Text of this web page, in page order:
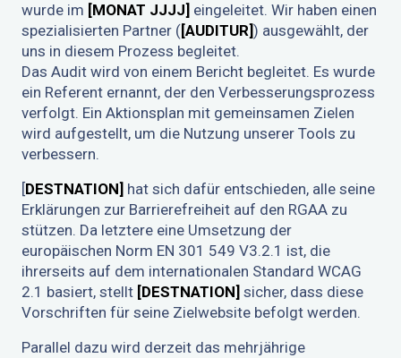
wurde im [MONAT JJJJ] eingeleitet. Wir haben einen
spezialisierten Partner ([AUDITUR]) ausgewählt, der
uns in diesem Prozess begleitet.
Das Audit wird von einem Bericht begleitet. Es wurde
ein Referent ernannt, der den Verbesserungsprozess
verfolgt. Ein Aktionsplan mit gemeinsamen Zielen
wird aufgestellt, um die Nutzung unserer Tools zu
verbessern.
[DESTNATION] hat sich dafür entschieden, alle seine
Erklärungen zur Barrierefreiheit auf den RGAA zu
stützen. Da letztere eine Umsetzung der
europäischen Norm EN 301 549 V3.2.1 ist, die
ihrerseits auf dem internationalen Standard WCAG
2.1 basiert, stellt [DESTNATION] sicher, dass diese
Vorschriften für seine Zielwebsite befolgt werden.
Parallel dazu wird derzeit das mehrjährige